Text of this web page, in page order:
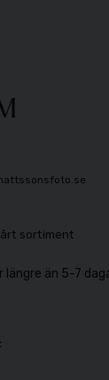
Fre: 10:00 - 18:00
sortiment
än 5-7